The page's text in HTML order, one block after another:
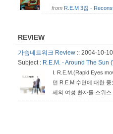
from R.E.M 3집 -
REVIEW
가슴네트워크 Review :: 2004-10-10
Subject : R.E.M. - Around The Sun
Ⅰ. R.E.M.(Rapid Eyes
던 R.E.M 수면에 대한
세의 여성 환자를 스위
금까지 R.E.M 수면은 꿈